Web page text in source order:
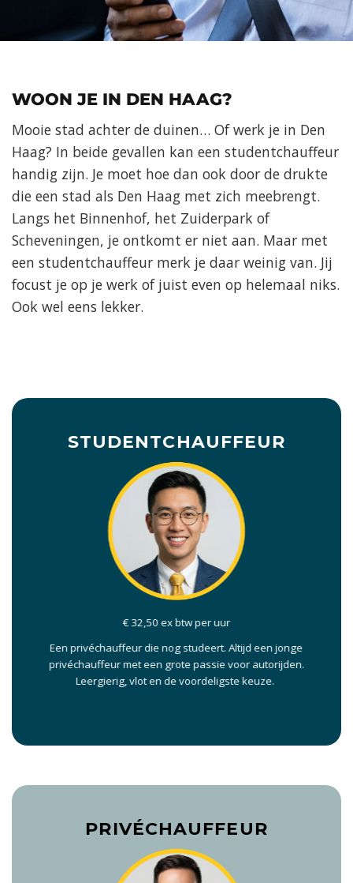
WOON JE IN DEN HAAG?
Mooie stad achter de duinen… Of werk je in Den
Haag? In beide gevallen kan een studentchauffeur
handig zijn. Je moet hoe dan ook door de drukte
die een stad als Den Haag met zich meebrengt.
Langs het Binnenhof, het Zuiderpark of
Scheveningen, je ontkomt er niet aan. Maar met
een studentchauffeur merk je daar weinig van. Jij
focust je op je werk of juist even op helemaal niks.
Ook wel eens lekker.
€ 32,50 ex btw per uur
Een privéchauffeur die nog studeert. Altijd een jonge
privéchauffeur met een grote passie voor autorijden.
Leergierig, vlot en de voordeligste keuze.
STUDENTCHAUFFEUR
PRIVÉCHAUFFEUR